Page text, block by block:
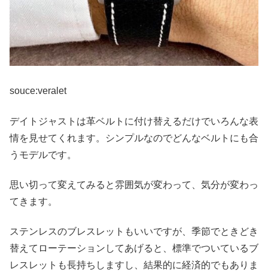
souce:veralet
デイトジャストは革ベルトに付け替えるだけでいろんな表
情を見せてくれます。シンプルなのでどんなベルトにも合
うモデルです。
思い切って変えてみると雰囲気が変わって、気分が変わっ
てきます。
ステンレスのブレスレットもいいですが、季節でときどき
替えてローテーションしてあげると、標準でついているブ
レスレットも長持ちしますし、結果的に経済的でもありま